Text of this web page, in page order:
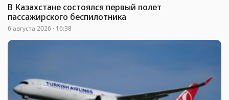
В Казахстане состоялся первый полет
пассажирского беспилотника
6 августа 2026 · 16:38